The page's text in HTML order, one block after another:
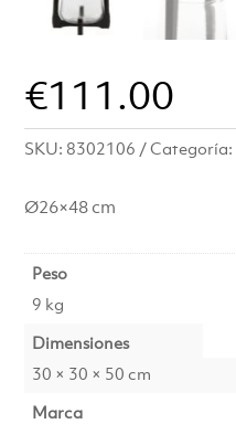
€111.00
SKU: 8302106 Categoría:
Ø26×48 cm
Peso
9 kg
Dimensiones
30 × 30 × 50 cm
Marca